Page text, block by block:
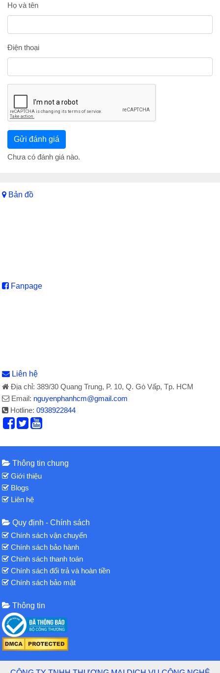
Họ và tên
Điện thoại
Chưa có đánh giá nào.
Bản đồ
Fanpage
Liên hệ
Địa chỉ: 389/30 Quang Trung, P. 10, Q. Gò Vấp, Tp. HCM
Email: nguyenphanhcm@gmail.com
Hotline:0938922844
Thông tin chung
Giới thiệu
Blogs
Liên hệ
Quy định - Chính sách
Chính sách vận chuyển
Chính sách bảo hành
Chính sách thanh toán
Chính sách đổi trả và hoàn tiền
Chính sách bảo mật
Thông tin